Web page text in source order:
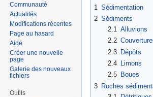
1 Sédimentation
2 Sédiments
2.1
Alluvions
2.2
2.3 Dépôts
2.4
Limons
2.5
Boues
3 Roches
Communauté
Actualités
Modifications récentes
Page au hasard
Aide
Créer une nouvelle
page
Galerie des nouveaux
fichiers
Outils